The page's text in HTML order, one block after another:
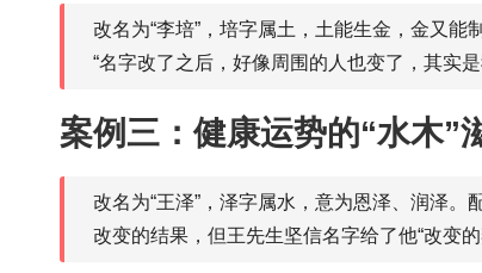
改名为“李培”，培字属土，土能生金，金又
“名字改了之后，好像周围的人也变了，其实
案例三：健康运势的“水木”
改名为“王泽”，泽字属水，意为恩泽、润泽
改变的结果，但王先生坚信名字给了他“改变的